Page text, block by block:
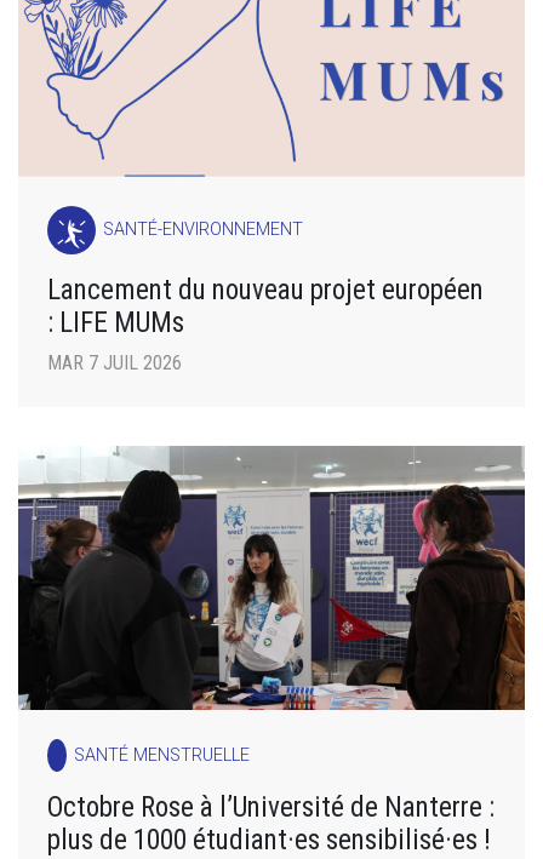
SANTÉ-ENVIRONNEMENT
Lancement du nouveau projet européen
: LIFE MUMs
MAR 7 JUIL 2026
SANTÉ MENSTRUELLE
Octobre Rose à l’Université de Nanterre :
plus de 1000 étudiant·es sensibilisé·es !